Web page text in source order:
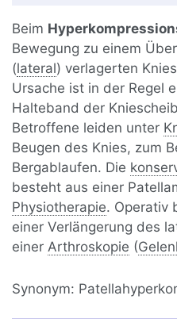
Beim
Bewegung zu einem
(lateral) verlagerten
Ursache ist in der Regel
Halteband der
Betroffene leiden unter
Beugen des Knies, zum
Bergablaufen. Die
besteht aus einer
Physiotherapie. Operativ
einer Verlängerung des
einerArthroskopie (
Synonym: